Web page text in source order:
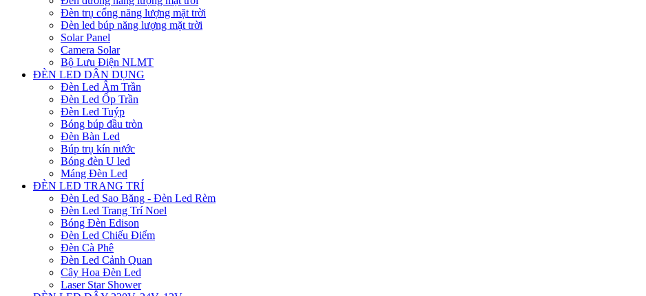
Đèn trụ cổng năng lượng mặt trời
Đèn led búp năng lượng mặt trời
Solar Panel
Camera Solar
Bộ Lưu Điện NLMT
ĐÈN LED DÂN DỤNG
Đèn Led Âm Trần
Đèn Led Ốp Trần
Đèn Led Tuýp
Bóng búp đầu tròn
Đèn Bàn Led
Búp trụ kín nước
Bóng đèn U led
Máng Đèn Led
ĐÈN LED TRANG TRÍ
Đèn Led Sao Băng - Đèn Led Rèm
Đèn Led Trang Trí Noel
Bóng Đèn Edison
Đèn Led Chiếu Điểm
Đèn Cà Phê
Đèn Led Cảnh Quan
Cây Hoa Đèn Led
Laser Star Shower